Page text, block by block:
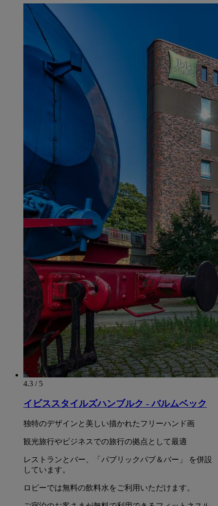
4.3 / 5
イビススタイルズハンブルク - バルムベック
独特のデザインと美しい描かれたフリーハンド画
観光旅行やビジネスでの旅行の拠点として最適
レストランとバー、「パブリックパブ＆バー」 を併設
しています。
ロビーでは無料の飲料水をご利用いただけます。